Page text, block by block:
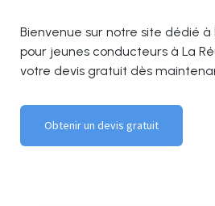
Bienvenue sur notre site dédié à
pour jeunes conducteurs à La
votre devis gratuit dès
Obtenir un devis gratuit